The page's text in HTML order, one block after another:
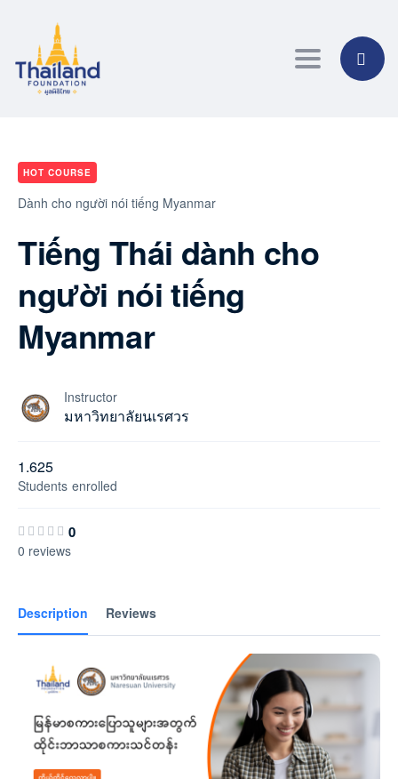
Toggle
Dành cho người nói tiếng Myanmar
HOT COURSE
Tiếng Thái dành cho
người nói tiếng
Myanmar
Instructor
มหาวิทยาลัยนเรศวร
1.625
Students enrolled
0
0 reviews
Description Reviews